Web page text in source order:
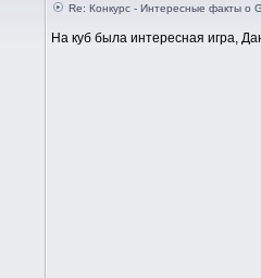
Re: Конкурс - Интересные факты о
На куб была интересная игра,